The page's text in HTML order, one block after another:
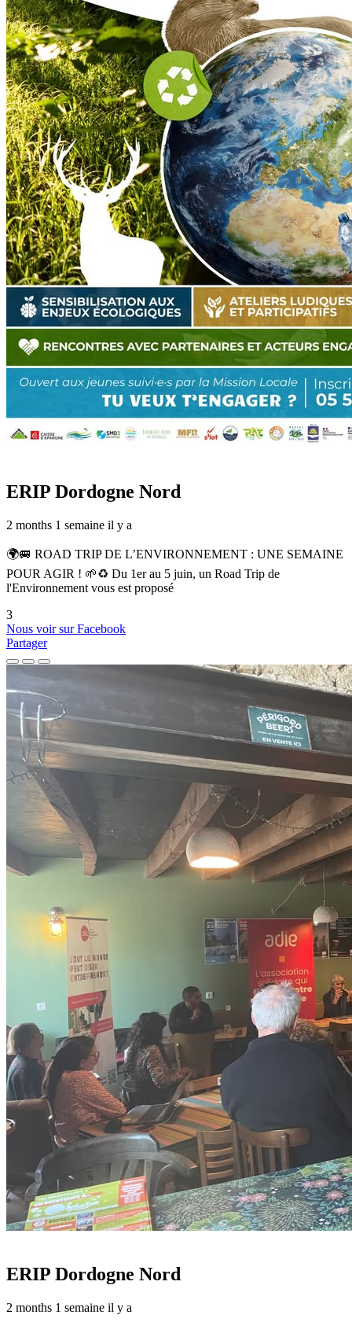
ERIP Dordogne Nord
2 months 1 semaine il y a
🌍🚐 ROAD TRIP DE L’ENVIRONNEMENT : UNE SEMAINE
POUR AGIR ! 🌱♻️ Du 1er au 5 juin, un Road Trip de
l'Environnement vous est proposé
3
Nous voir sur Facebook
Partager
ERIP Dordogne Nord
2 months 1 semaine il y a